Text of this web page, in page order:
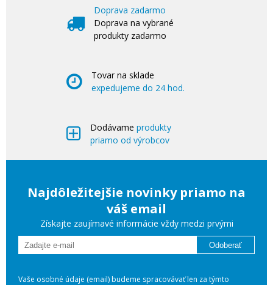
Doprava zadarmo
Doprava na vybrané
produkty zadarmo
Tovar na sklade
expedujeme do 24 hod.
Dodávame produkty
priamo od výrobcov
Najdôležitejšie novinky priamo na
váš email
Získajte zaujímavé informácie vždy medzi prvými
Odoberať
Vaše osobné údaje (email) budeme spracovávať len za týmto